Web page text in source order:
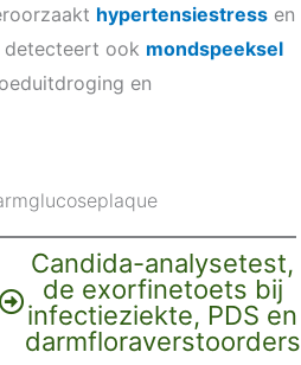
hypertensiestress en
detecteert ook mondspeeksel
en
Candida-analysetest,
de exorfinetoets bij
infectieziekte, PDS en
darmfloraverstoorders